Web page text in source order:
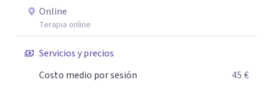
y duradero. Si estás listo/a para comenzar este viaje hacia
una mejor versión de ti mismo/a, estaré encantada de
acompañarte. Aquí estoy para escucharte y ayudarte a
descubrir tu propio camino hacia el bienestar.
Online
Terapia online
Servicios y precios
Costo medio por sesión
45 €